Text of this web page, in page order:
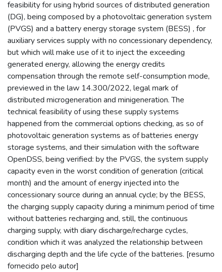
feasibility for using hybrid sources of distributed generation
(DG), being composed by a photovoltaic generation system
(PVGS) and a battery energy storage system (BESS) , for
auxiliary services supply with no concessionary dependency,
but which will make use of it to inject the exceeding
generated energy, allowing the energy credits
compensation through the remote self-consumption mode,
previewed in the law 14.300/2022, legal mark of
distributed microgeneration and minigeneration. The
technical feasibility of using these supply systems
happened from the commercial options checking, as so of
photovoltaic generation systems as of batteries energy
storage systems, and their simulation with the software
OpenDSS, being verified: by the PVGS, the system supply
capacity even in the worst condition of generation (critical
month) and the amount of energy injected into the
concessionary source during an annual cycle; by the BESS,
the charging supply capacity during a minimum period of time
without batteries recharging and, still, the continuous
charging supply, with diary discharge/recharge cycles,
condition which it was analyzed the relationship between
discharging depth and the life cycle of the batteries. [resumo
fornecido pelo autor]